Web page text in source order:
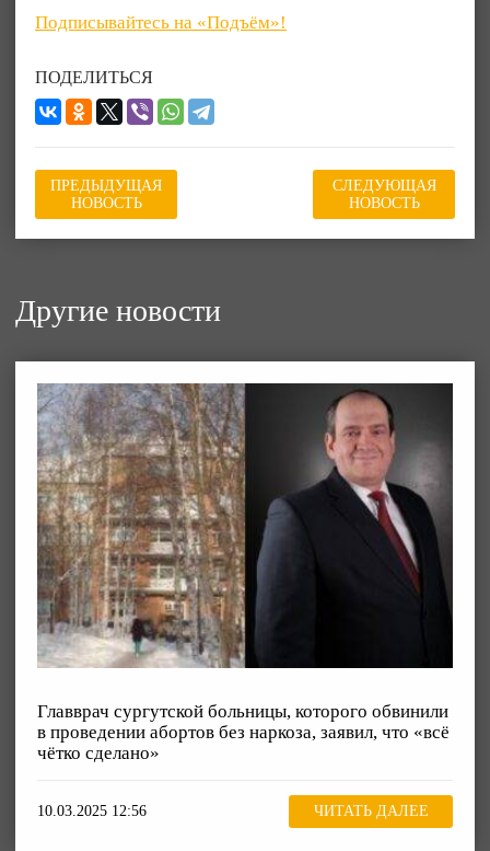
Подписывайтесь на «Подъём»!
ПОДЕЛИТЬСЯ
ПРЕДЫДУЩАЯ
НОВОСТЬ
СЛЕДУЮЩАЯ
НОВОСТЬ
Другие новости
Главврач сургутской больницы, которого обвинили
в проведении абортов без наркоза, заявил, что «всё
чётко сделано»
10.03.2025 12:56 ЧИТАТЬ ДАЛЕЕ